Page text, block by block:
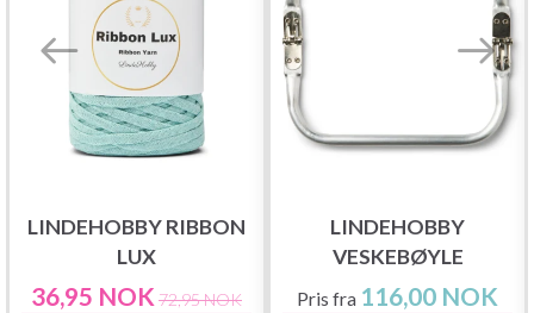
LINDEHOBBY RIBBON
LUX
36,95 NOK 72,95 NOK
LINDEHOBBY
VESKEBØYLE
Pris fra 116,00 NOK